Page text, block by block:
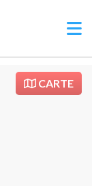
CARTE